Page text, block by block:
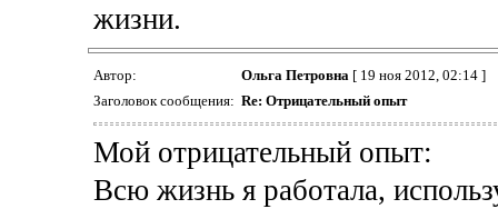
жизни.
Автор: Ольга Петровна [ 19 ноя 2012, 02:14 ]
Заголовок сообщения: Re: Отрицательный опыт
Мой отрицательный опыт:
Всю жизнь я работала,